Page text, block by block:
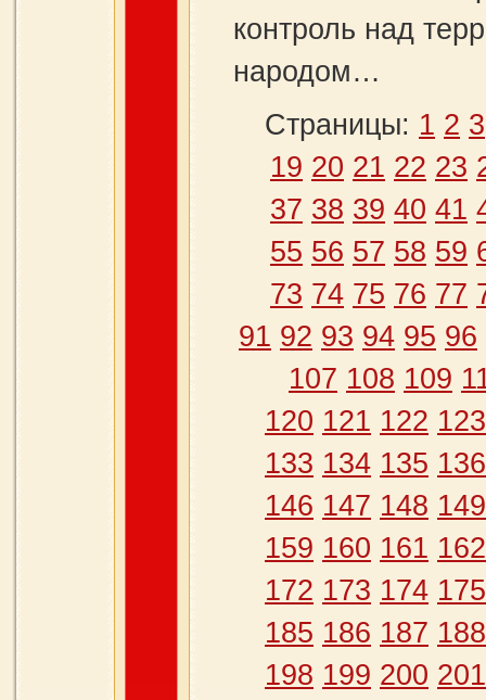
контроль над
народом…
Страницы: 1 2 3
19 20 21 22 23
37 38 39 40 41
55 56 57 58 59
73 74 75 76 77
91 92 93 94 95 96
107 108 109
120 121 122 123
133 134 135 136
146 147 148 149
159 160 161 162
172 173 174 175
185 186 187 188
198 199 200 201